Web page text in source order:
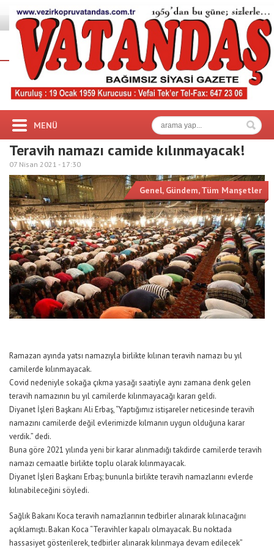
MENÜ
Teravih namazı camide kılınmayacak!
07 Nisan 2021 - 17:30
Genel, Gündem,Tüm Manşetler
Ramazan ayında yatsı namazıyla birlikte kılınan teravih namazı bu yıl
camilerde kılınmayacak.
Covid nedeniyle sokağa çıkma yasağı saatiyle aynı zamana denk gelen
teravih namazının bu yıl camilerde kılınmayacağı kararı geldi.
Diyanet İşleri Başkanı Ali Erbaş, “Yaptığımız istişareler neticesinde teravih
namazını camilerde değil evlerimizde kılmanın uygun olduğuna karar
verdik.” dedi.
Buna göre 2021 yılında yeni bir karar alınmadığı takdirde camilerde teravih
namazı cemaatle birlikte toplu olarak kılınmayacak.
Diyanet İşleri Başkanı Erbaş; bununla birlikte teravih namazlarını evlerde
kılınabileceğini söyledi.
Sağlık Bakanı Koca teravih namazlarının tedbirler alınarak kılınacağını
açıklamıştı. Bakan Koca “Teravihler kapalı olmayacak. Bu noktada
hassasiyet gösterilerek, tedbirler alınarak kılınmaya devam edilecek”